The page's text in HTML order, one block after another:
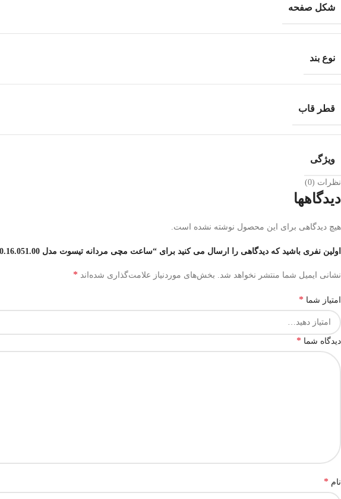
شکل صفحه
نوع بند
قطر قاب
ویژگی
نظرات (0)
دیدگاهها
هیچ دیدگاهی برای این محصول نوشته نشده است.
اولین نفری باشید که دیدگاهی را ارسال می کنید برای “ساعت مچی مردانه تیسوت مدل Tissot T150.410.16.051.00”
نشانی ایمیل شما منتشر نخواهد شد. بخش‌های موردنیاز علامت‌گذاری شده‌اند *
امتیاز شما *
دیدگاه شما *
نام *